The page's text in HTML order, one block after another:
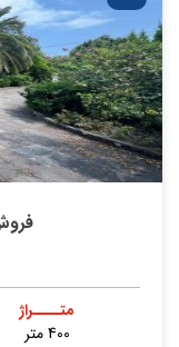
متــــراژ
400 متر